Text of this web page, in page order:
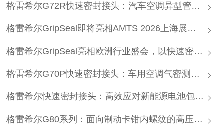
格雷希尔G72R快速密封接头：汽车空调异型管口测试方案
格雷希尔GripSeal即将亮相AMTS 2026上海展，以密封技术赋能汽车制造
格雷希尔GripSeal亮相欧洲行业盛会，以快速密封技术赋能欧洲新能源产业链
格雷希尔G70P快速密封接头：车用空调气密测试的可靠选择
格雷希尔快速密封接头：高效应对新能源电池包防爆阀测试难题
格雷希尔G80系列：面向制动卡钳内螺纹的高压密封连接方案